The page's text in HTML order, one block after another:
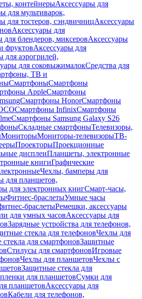
контейнерыАксессуары для
для мультиварок,
для тостеров, сэндвичницАксессуары
Аксессуары для
для блендеров, миксеровАксессуары
фруктовАксессуары для
для аэрогрилей,
для соковыжималокСредства для
ТВ и
СмартфоныСмартфоны
AppleСмартфоны
Смартфоны HonorСмартфоны
Смартфоны InfinixСмартфоны
Смартфоны Samsung Galaxy S26
Складные смартфоныТелевизоры,
МониторыМониторы-телевизорыТВ-
ПроекторыПроекционные
дисплеиПланшеты, электронные
книгиГрафические
Чехлы, бамперы для
для планшетов,
для электронных книгСмарт-часы,
Фитнес-браслетыУмные часы
браслетыРемешки, аксессуары
для умных часовАксессуары для
Зарядные устройства для телефонов,
стекла для телефоновЧехлы для
для смартфоновЗащитные
Стилусы для смартфоновИгровые
Чехлы для планшетовЧехлы с
Защитные стекла для
для планшетовСумки для
планшетовАксессуары для
Кабели для телефонов,